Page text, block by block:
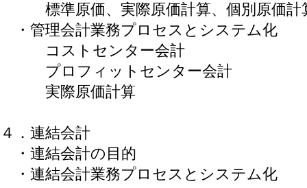
標準原価、実際原価計算、個別原価計
・管理会計業務プロセスとシステム化
コストセンター会計
プロフィットセンター会計
実際原価計算
４．連結会計
・連結会計の目的
・連結会計業務プロセスとシステム化